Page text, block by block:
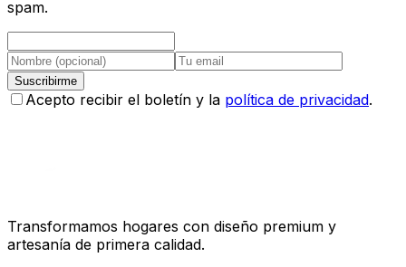
spam.
Suscribirme
Acepto recibir el boletín y la política de privacidad.
Transformamos hogares con diseño premium y
artesanía de primera calidad.